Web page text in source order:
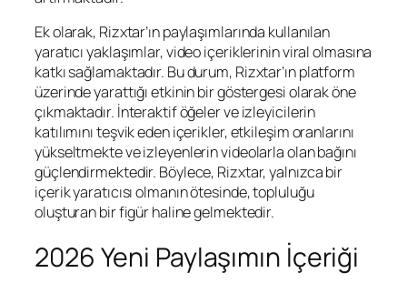
Ek olarak, Rizxtar’ın paylaşımlarında kullanılan
yaratıcı yaklaşımlar, video içeriklerinin viral olmasına
katkı sağlamaktadır. Bu durum, Rizxtar’ın platform
üzerinde yarattığı etkinin bir göstergesi olarak öne
çıkmaktadır. İnteraktif öğeler ve izleyicilerin
katılımını teşvik eden içerikler, etkileşim oranlarını
yükseltmekte ve izleyenlerin videolarla olan bağını
güçlendirmektedir. Böylece, Rizxtar, yalnızca bir
içerik yaratıcısı olmanın ötesinde, topluluğu
oluşturan bir figür haline gelmektedir.
2026 Yeni Paylaşımın İçeriği